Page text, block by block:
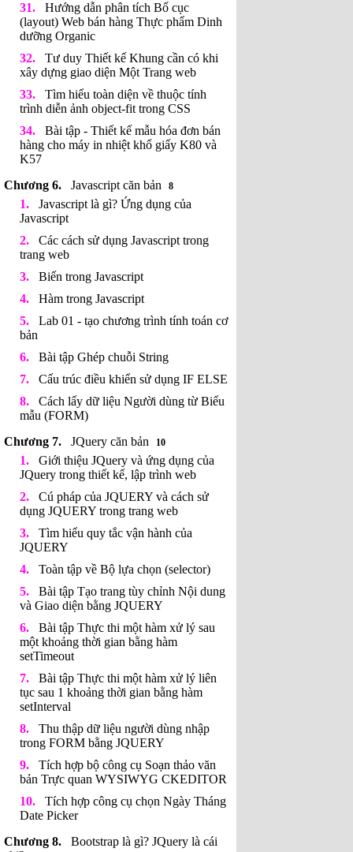
Hướng dẫn phân tích Bố cục
(layout) Web bán hàng Thực phẩm Dinh
dưỡng Organic
Tư duy Thiết kế Khung cần có khi
xây dựng giao diện Một Trang web
Tìm hiểu toàn diện về thuộc tính
trình diễn ảnh object-fit trong CSS
Bài tập - Thiết kế mẫu hóa đơn bán
hàng cho máy in nhiệt khổ giấy K80 và
K57
Javascript căn bản
8
Javascript là gì? Ứng dụng của
Javascript
Các cách sử dụng Javascript trong
trang web
Biến trong Javascript
Hàm trong Javascript
Lab 01 - tạo chương trình tính toán cơ
bản
Bài tập Ghép chuỗi String
Cấu trúc điều khiển sử dụng IF ELSE
Cách lấy dữ liệu Người dùng từ Biểu
mẫu (FORM)
JQuery căn bản
10
Giới thiệu JQuery và ứng dụng của
JQuery trong thiết kế, lập trình web
Cú pháp của JQUERY và cách sử
dụng JQUERY trong trang web
Tìm hiểu quy tắc vận hành của
JQUERY
Toàn tập về Bộ lựa chọn (selector)
Bài tập Tạo trang tùy chỉnh Nội dung
và Giao diện bằng JQUERY
Bài tập Thực thi một hàm xử lý sau
một khoảng thời gian bằng hàm
setTimeout
Bài tập Thực thi một hàm xử lý liên
tục sau 1 khoảng thời gian bằng hàm
setInterval
Thu thập dữ liệu người dùng nhập
trong FORM bằng JQUERY
Tích hợp bộ công cụ Soạn thảo văn
bản Trực quan WYSIWYG CKEDITOR
Tích hợp công cụ chọn Ngày Tháng
Date Picker
Bootstrap là gì? JQuery là cái